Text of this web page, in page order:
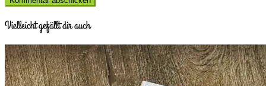
Vielleicht gefällt dir auch